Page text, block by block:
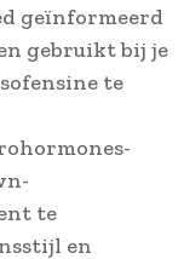
geïnformeerd
gebruikt bij je
te
te
en